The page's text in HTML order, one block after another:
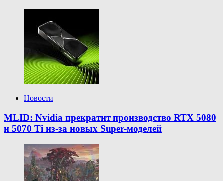
Новости
MLID: Nvidia прекратит производство RTX 5080
и 5070 Ti из-за новых Super-моделей